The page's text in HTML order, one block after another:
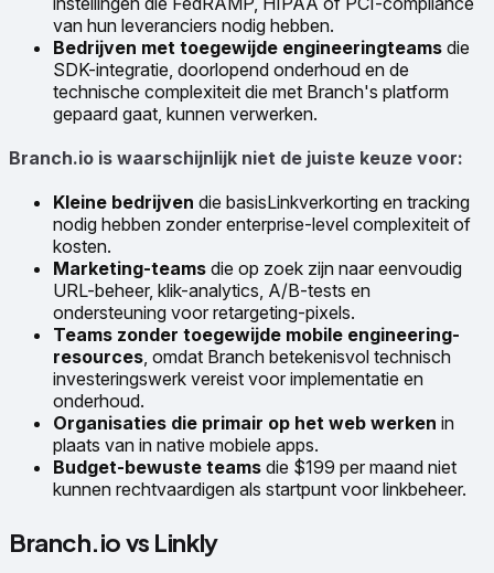
van hun leveranciers nodig hebben.
Bedrijven met toegewijde engineeringteams die
SDK-integratie, doorlopend onderhoud en de
technische complexiteit die met Branch's platform
gepaard gaat, kunnen verwerken.
Branch.io is waarschijnlijk niet de juiste keuze voor:
Kleine bedrijven die basisLinkverkorting en tracking
nodig hebben zonder enterprise-level complexiteit of
kosten.
Marketing-teams die op zoek zijn naar eenvoudig
URL-beheer, klik-analytics, A/B-tests en
ondersteuning voor retargeting-pixels.
Teams zonder toegewijde mobile engineering-
resources, omdat Branch betekenisvol technisch
investeringswerk vereist voor implementatie en
onderhoud.
Organisaties die primair op het web werken in
plaats van in native mobiele apps.
Budget-bewuste teams die $199 per maand niet
kunnen rechtvaardigen als startpunt voor linkbeheer.
Branch.io vs Linkly